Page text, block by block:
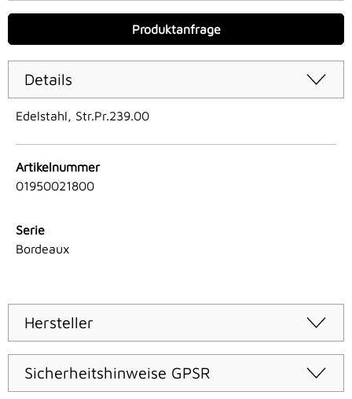
Produktanfrage
Details
Edelstahl, Str.Pr.239.00
Artikelnummer
01950021800
Serie
Bordeaux
Hersteller
Sicherheitshinweise GPSR